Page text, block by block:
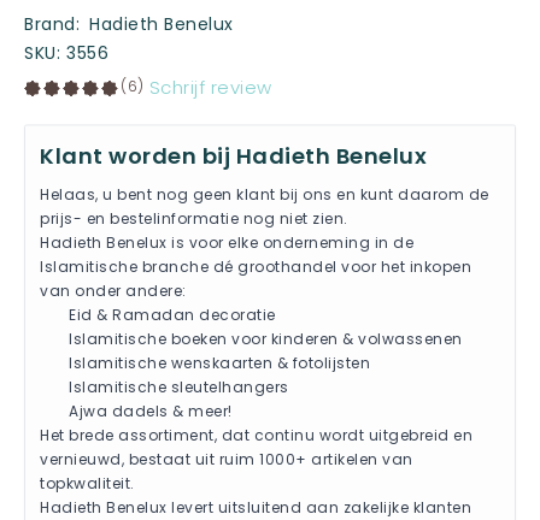
Brand: Hadieth Benelux
SKU: 3556
(6) Schrijf review
Klant worden bij Hadieth Benelux
Helaas, u bent nog geen klant bij ons en kunt daarom de
prijs- en bestelinformatie nog niet zien.
Hadieth Benelux is voor elke onderneming in de
Islamitische branche dé groothandel voor het inkopen
van onder andere:
Eid & Ramadan decoratie
Islamitische boeken voor kinderen & volwassenen
Islamitische wenskaarten & fotolijsten
Islamitische sleutelhangers
Ajwa dadels & meer!
Het brede assortiment, dat continu wordt uitgebreid en
vernieuwd, bestaat uit ruim 1000+ artikelen van
topkwaliteit.
Hadieth Benelux levert uitsluitend aan zakelijke klanten